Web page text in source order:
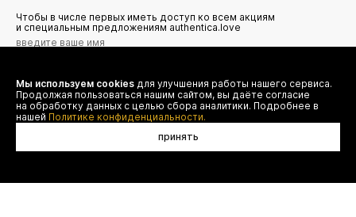
Чтобы в числе первых иметь доступ ко всем акциям
и специальным предложениям authentica.love
Я даю согласие на сбор, обработку и хранение моих
персональных данных (имя, email, телефон) для получения
рекламных и информационных рассылок от ООО 'БТ
Юнайтед', а также ознакомлен(а) с
Политикой конфиденциальности
Мы используем cookies для улучшения работы нашего сервиса.
Продолжая пользоваться нашим сайтом, вы даёте согласие
на обработку данных с целью сбора аналитики. Подробнее в
нашей Политике конфиденциальности.
принять